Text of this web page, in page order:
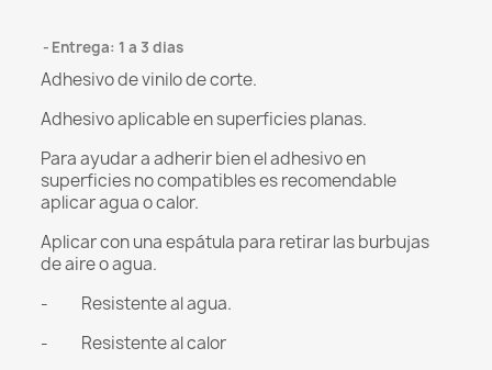
Entrega: 1 a 3 dias
Adhesivo de vinilo de corte.
Adhesivo aplicable en superficies planas.
Para ayudar a adherir bien el adhesivo en
superficies no compatibles es recomendable
aplicar agua o calor.
Aplicar con una espátula para retirar las burbujas
de aire o agua.
- Resistente al agua.
- Resistente al calor